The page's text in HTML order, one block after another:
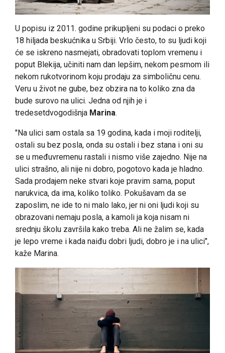
U popisu iz 2011. godine prikupljeni su podaci o preko
18 hiljada beskućnika u Srbiji. Vrlo često, to su ljudi koji
će se iskreno nasmejati, obradovati toplom vremenu i
poput Blekija, učiniti nam dan lepšim, nekom pesmom ili
nekom rukotvorinom koju prodaju za simboličnu cenu.
Veru u život ne gube, bez obzira na to koliko zna da
bude surovo na ulici. Jedna od njih je i
tredesetdvogodišnja Marina.
"Na ulici sam ostala sa 19 godina, kada i moji roditelji,
ostali su bez posla, onda su ostali i bez stana i oni su
se u međuvremenu rastali i nismo više zajedno. Nije na
ulici strašno, ali nije ni dobro, pogotovo kada je hladno.
Sada prodajem neke stvari koje pravim sama, poput
narukvica, da ima, koliko toliko. Pokušavam da se
zaposlim, ne ide to ni malo lako, jer ni oni ljudi koji su
obrazovani nemaju posla, a kamoli ja koja nisam ni
srednju školu završila kako treba. Ali ne žalim se, kada
je lepo vreme i kada naiđu dobri ljudi, dobro je i na ulici",
kaže Marina.